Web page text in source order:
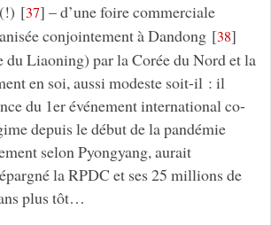
[37] – d’une foire commerciale
conjointement à Dandong[38]
du Liaoning) par la Corée du Nord et la
en soi, aussi modeste soit-il : il
du 1er événement international co-
depuis le début de la pandémie
selon Pyongyang, aurait
la RPDC et ses 25 millions de
plus tôt…